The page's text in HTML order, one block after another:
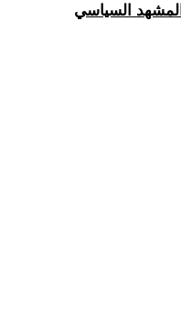
(47) في الطريق إلى الكنيست 26 المشهد السياسي